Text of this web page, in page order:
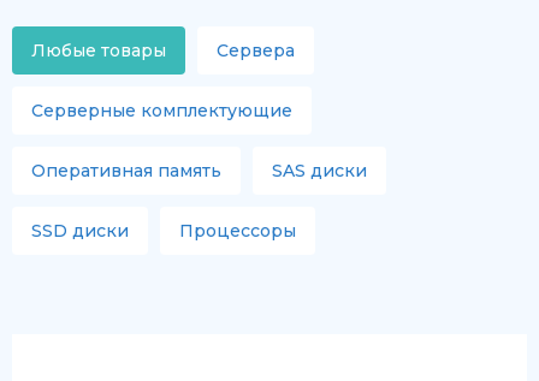
Любые товары Сервера
Серверные комплектующие
Оперативная память SAS диски
SSD диски Процессоры